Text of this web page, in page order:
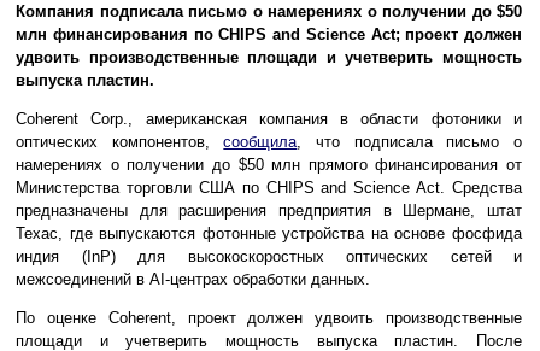
Компания подписала письмо о намерениях о получении до $50
млн финансирования по CHIPS and Science Act; проект должен
удвоить производственные площади и учетверить мощность
выпуска пластин.
Coherent Corp., американская компания в области фотоники и
оптических компонентов,сообщила , что подписала письмо о
намерениях о получении до $50 млн прямого финансирования от
Министерства торговли США по CHIPS and Science Act. Средства
предназначены для расширения предприятия в Шермане, штат
Техас, где выпускаются фотонные устройства на основе фосфида
индия (InP) для высокоскоростных оптических сетей и
межсоединений в AI-центрах обработки данных.
По оценке Coherent, проект должен удвоить производственные
площади и учетверить мощность выпуска пластин. После